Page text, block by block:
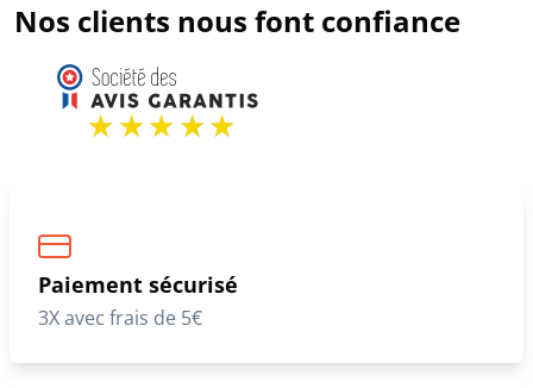
Nos clients nous font confiance
Paiement sécurisé
3X avec frais de 5€